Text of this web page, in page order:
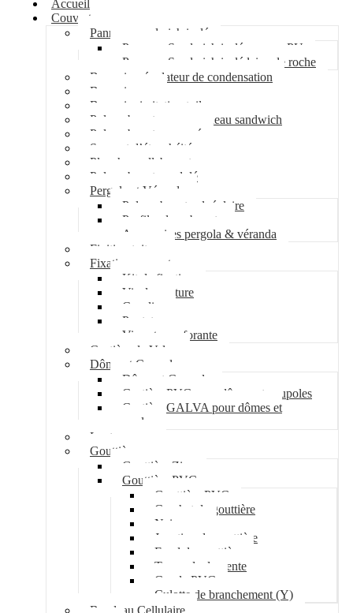
Accueil
Couverture
Panneau sandwich isolé
Panneau Sandwich isolé mousse PU
Panneau Sandwich isolé laine de roche
Bac acier régulateur de condensation
Bac acier sec
Bac acier imitation tuile
Polycarbonate pour panneau sandwich
Polycarbonate nervuré
Support d’étanchéité
Plancher collaborant
Polycarbonate ondulé
Pergola et Véranda
Polycarbonate alvéolaire
Profil polycarbonate
Accessoires pergola & véranda
Finition toiture
Fixation couverture
Kit de fixation
Vis de couture
Cavalier
Pontet
Vis auto-perforante
Costière de Velux
Dôme et Coupole
Dôme et Coupole
Costière PVC pour dômes et coupoles
Costière GALVA pour dômes et
coupoles
Lanterneau
Gouttière
Gouttière Zinc
Gouttière PVC
Gouttière PVC
Crochet de gouttière
Naissance
Jonction de gouttière
Fond de gouttière
Tuyau de descente
Coude PVC
Culotte de branchement (Y)
Bandeau Cellulaire